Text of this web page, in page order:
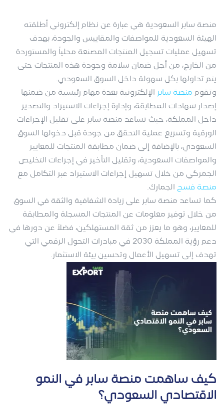
منصة سابر السعودية هي عبارة عن نظام إلكتروني أطلقته
الهيئة السعودية للمواصفات والمقاييس والجودة، بهدف
تسهيل عمليات تسجيل المنتجات المصنعة محلياً والمستوردة
من الخارج، من أجل ضمان سلامة وجودة هذه المنتجات حتى
يتم تداولها بكل سهولة داخل السوق السعودي.
وتقوم منصة سابر الإلكترونية بعدة مهام رئيسية من ضمنها
إصدار شهادات المطابقة، وإدارة إجراءات الاستيراد والتصدير
داخل المملكة، حيث تساعد منصة سابر على تقليل الإجراءات
الورقية وتسريع عملية التحقق من جودة قبل دخولها السوق
السعودي، بالإضافة إلى ضمان مطابقة المنتجات للمعايير
والمواصفات السعودية، وتقليل التأخير في إجراءات التخليص
الجمركي من خلال تسهيل إجراءات الاستيراد عبر التكامل مع
منصة فسح الجمارك.
كما تساعد منصة سابر على زيادة الشفافية والثقة في السوق
من خلال توفير معلومات عن المنتجات المسجلة والمطابقة
للمعايير، وهو ما يعزز من ثقة المستهلكين، فضلاً عن دورها في
دعم رؤية المملكة 2030 في مبادرات التحول الرقمي التي
تهدف إلى تسهيل الأعمال وتحسين بيئة الاستثمار.
كيف ساهمت منصة سابر في النمو
الاقتصادي السعودي؟